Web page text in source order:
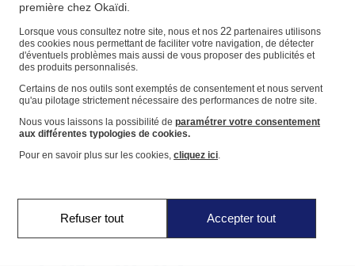
Magasin
Vos informations personnelles
Suivre une commande
Panier
Favoris
Naissance0-12 mois
première chez Okaïdi.
Lorsque vous consultez notre site, nous et nos 22partenaires utilisons
des cookies nous permettant de faciliter votre navigation, de détecter
d'éventuels problèmes mais aussi de vous proposer des publicités et
des produits personnalisés.
Certains de nos outils sont exemptés de consentement et nous servent
qu'au pilotage strictement nécessaire des performances de notre site.
Nous vous laissons la possibilité de paramétrer votre consentement
aux différentes typologies de cookies.
Pour en savoir plus sur les cookies, cliquez ici.
Refuser tout Accepter tout